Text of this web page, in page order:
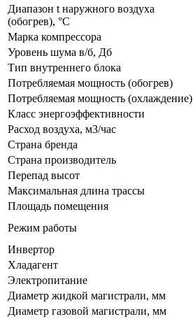
Диапазон t наружного воздуха
(обогрев), °C
Марка компрессора
Уровень шума в/б, Дб
Тип внутреннего блока
Потребляемая мощность (обогрев)
Потребляемая мощность (охлаждение)
Класс энергоэффективности
Расход воздуха, м3/час
Страна бренда
Страна производитель
Перепад высот
Максимальная длина трассы
Площадь помещения
Режим работы
Инвертор
Хладагент
Электропитание
Диаметр жидкой магистрали, мм
Диаметр газовой магистрали, мм